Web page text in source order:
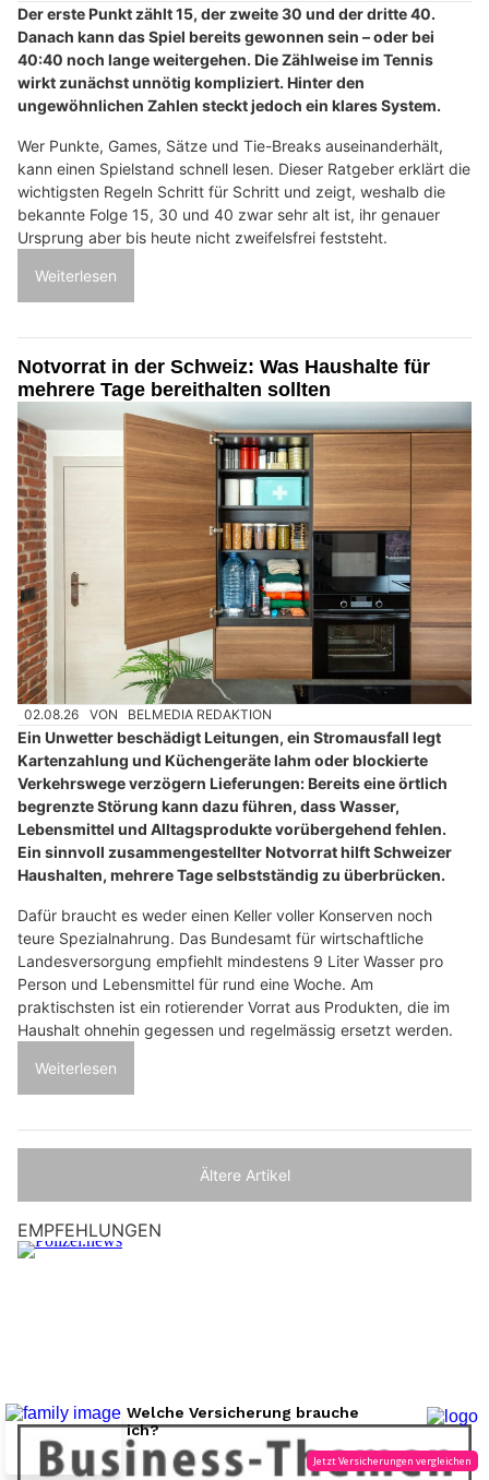
Der erste Punkt zählt 15, der zweite 30 und der dritte 40.
Danach kann das Spiel bereits gewonnen sein – oder bei
40:40 noch lange weitergehen. Die Zählweise im Tennis
wirkt zunächst unnötig kompliziert. Hinter den
ungewöhnlichen Zahlen steckt jedoch ein klares System.
Wer Punkte, Games, Sätze und Tie-Breaks auseinanderhält,
kann einen Spielstand schnell lesen. Dieser Ratgeber erklärt die
wichtigsten Regeln Schritt für Schritt und zeigt, weshalb die
bekannte Folge 15, 30 und 40 zwar sehr alt ist, ihr genauer
Ursprung aber bis heute nicht zweifelsfrei feststeht.
Weiterlesen
Notvorrat in der Schweiz: Was Haushalte für
mehrere Tage bereithalten sollten
02.08.26 VON BELMEDIA REDAKTION
Ein Unwetter beschädigt Leitungen, ein Stromausfall legt
Kartenzahlung und Küchengeräte lahm oder blockierte
Verkehrswege verzögern Lieferungen: Bereits eine örtlich
begrenzte Störung kann dazu führen, dass Wasser,
Lebensmittel und Alltagsprodukte vorübergehend fehlen.
Ein sinnvoll zusammengestellter Notvorrat hilft Schweizer
Haushalten, mehrere Tage selbstständig zu überbrücken.
Dafür braucht es weder einen Keller voller Konserven noch
teure Spezialnahrung. Das Bundesamt für wirtschaftliche
Landesversorgung empfiehlt mindestens 9 Liter Wasser pro
Person und Lebensmittel für rund eine Woche. Am
praktischsten ist ein rotierender Vorrat aus Produkten, die im
Haushalt ohnehin gegessen und regelmässig ersetzt werden.
Weiterlesen
Ältere Artikel
EMPFEHLUNGEN